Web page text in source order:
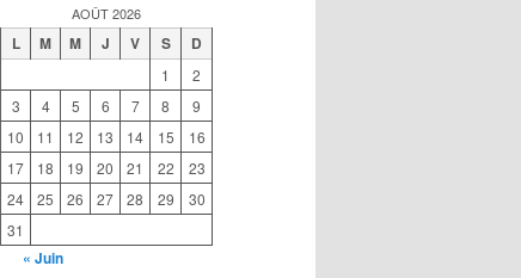
AOÛT 2026
L M M J V S D
1
2
3
4 5 6 7 8
9
10
11 12 13 14 15
16
17
18 19 20 21 22
23
24
25 26 27 28 29
30
31
« Juin